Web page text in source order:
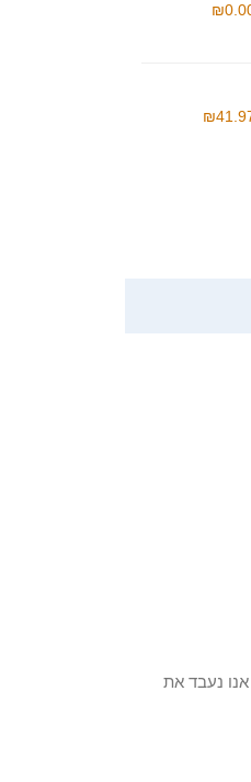
אנו נעבד את